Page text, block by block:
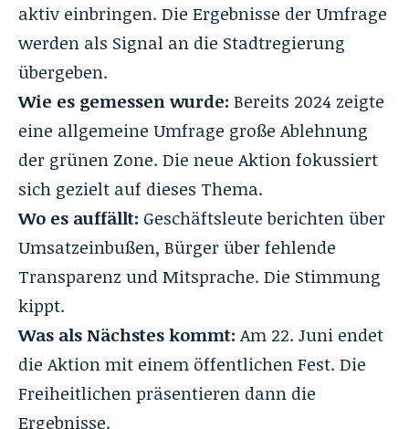
aktiv einbringen. Die Ergebnisse der Umfrage
werden als Signal an die Stadtregierung
übergeben.
Wie es gemessen wurde: Bereits 2024 zeigte
eine allgemeine Umfrage große Ablehnung
der grünen Zone. Die neue Aktion fokussiert
sich gezielt auf dieses Thema.
Wo es auffällt: Geschäftsleute berichten über
Umsatzeinbußen, Bürger über fehlende
Transparenz und Mitsprache. Die Stimmung
kippt.
Was als Nächstes kommt: Am 22. Juni endet
die Aktion mit einem öffentlichen Fest. Die
Freiheitlichen präsentieren dann die
Ergebnisse.